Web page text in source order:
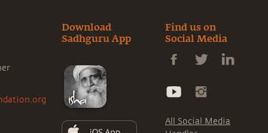
Download
Sadhguru App
Find us on
Social Media
All Social Media